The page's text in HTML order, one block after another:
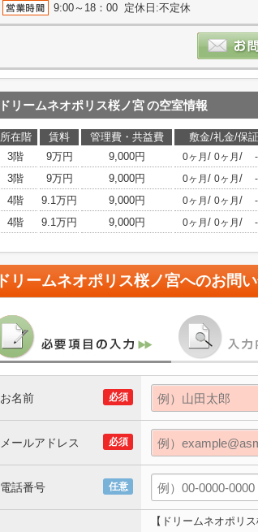
9:00～18：00 定休日:不定休
ドリームネオポリス桜ノ宮の空室情報
所在階 賃料 管理費・共益費 敷金/礼金/保
3階
9万円 9,000円 0ヶ月 / 0ヶ月 / -
3階
9万円 9,000円 0ヶ月 / 0ヶ月 / -
4階
9.1万円 9,000円 0ヶ月 / 0ヶ月 / -
4階
9.1万円 9,000円 0ヶ月 / 0ヶ月 / -
ドリームネオポリス桜ノ宮へのお問
必須
お名前
必須
メールアドレス
任意
電話番号
【ドリームネオポリ